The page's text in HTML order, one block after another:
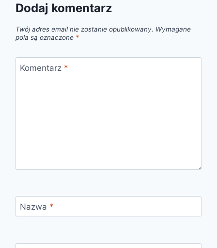
Dodaj komentarz
Twój adres email nie zostanie opublikowany. Wymagane
pola są oznaczone *
Komentarz *
Nazwa *